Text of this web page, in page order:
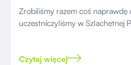
Zrobiliśmy razem coś
uczestniczyliśmy w Szlachetnej
Czytaj więcej